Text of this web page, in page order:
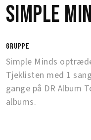
Simple
gruppe
Simple Minds
Tjeklisten med 1
gange på DR Album
albums.